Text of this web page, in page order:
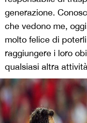
generazione.
che vedono me,
molto felice di
raggiungere i loro
qualsiasi altra